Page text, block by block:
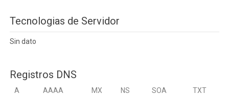
Tecnologias de Servidor
Sin dato
Registros DNS
A AAAA MX NS SOA TXT